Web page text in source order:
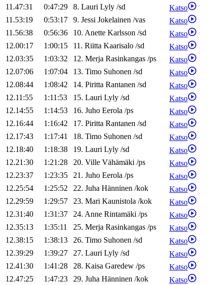
11.47:31
0:47:29 8. Lauri Lyly /sd
Katso
11.53:19
0:53:17 9. Jessi Jokelainen /vas
Katso
11.56:38
0:56:36 10. Anette Karlsson /sd
Katso
12.00:17
1:00:15 11. Riitta Kaarisalo /sd
Katso
12.03:35
1:03:32 12. Merja Rasinkangas /ps
Katso
12.07:06
1:07:04 13. Timo Suhonen /sd
Katso
12.08:44
1:08:42 14. Piritta Rantanen /sd
Katso
12.11:55
1:11:53 15. Lauri Lyly /sd
Katso
12.14:55
1:14:53 16. Juho Eerola /ps
Katso
12.16:44
1:16:42 17. Piritta Rantanen /sd
Katso
12.17:43
1:17:41 18. Timo Suhonen /sd
Katso
12.18:40
1:18:38 19. Lauri Lyly /sd
Katso
12.21:30
1:21:28 20. Ville Vähämäki /ps
Katso
12.23:37
1:23:35 21. Juho Eerola /ps
Katso
12.25:54
1:25:52 22. Juha Hänninen /kok
Katso
12.29:59
1:29:57 23. Mari Kaunistola /kok
Katso
12.31:40
1:31:37 24. Anne Rintamäki /ps
Katso
12.35:13
1:35:11 25. Merja Rasinkangas /ps
Katso
12.38:15
1:38:13 26. Timo Suhonen /sd
Katso
12.39:29
1:39:27 27. Lauri Lyly /sd
Katso
12.41:30
1:41:28 28. Kaisa Garedew /ps
Katso
12.47:25
1:47:23 29. Juha Hänninen /kok
Katso